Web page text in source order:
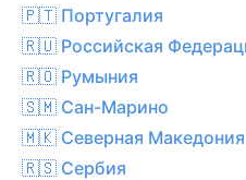
🇵🇹 Португалия
🇷🇺 Российская
🇷🇴 Румыния
🇸🇲 Сан-Марино
🇲🇰 Северная Македония
🇷🇸 Сербия